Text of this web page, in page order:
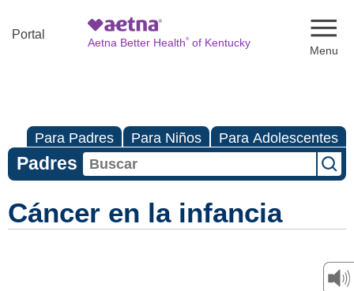
Portal
Aetna Better Health®of Kentucky
Para Padres Para Niños Para Adolescentes
Padres
Cáncer en la infancia